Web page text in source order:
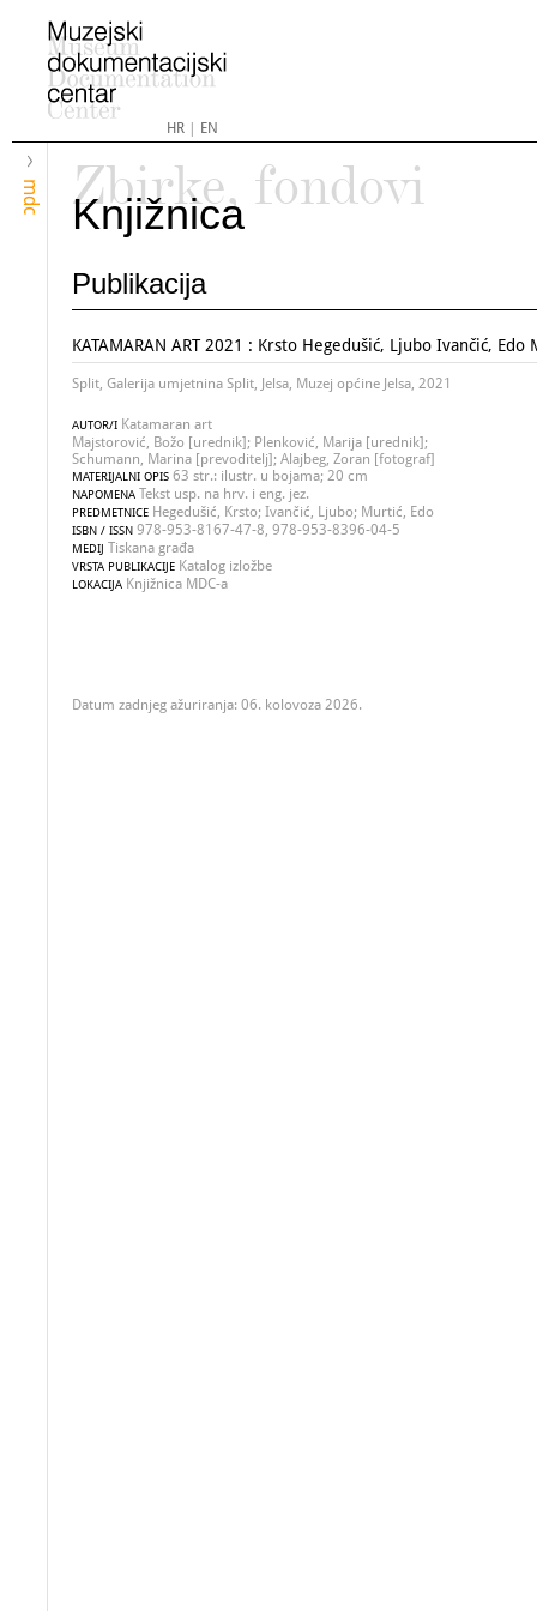
HR| EN
mdc
Zbirke, fondovi
Knjižnica
Publikacija
KATAMARAN ART 2021 : Krsto Hegedušić, Ljubo Ivančić, Edo
Split, Galerija umjetnina Split, Jelsa, Muzej općine Jelsa, 2021
AUTOR/I Katamaran art
Majstorović, Božo [urednik]; Plenković, Marija [urednik];
Schumann, Marina [prevoditelj]; Alajbeg, Zoran [fotograf]
MATERIJALNI OPIS 63 str.: ilustr. u bojama; 20 cm
NAPOMENA Tekst usp. na hrv. i eng. jez.
PREDMETNICE Hegedušić, Krsto; Ivančić, Ljubo; Murtić, Edo
ISBN / ISSN 978-953-8167-47-8, 978-953-8396-04-5
MEDIJ Tiskana građa
VRSTA PUBLIKACIJE Katalog izložbe
LOKACIJA Knjižnica MDC-a
Datum zadnjeg ažuriranja: 06. kolovoza 2026.